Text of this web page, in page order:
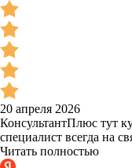
20 апреля 2026
КонсультантПлюс тут
специалист всегда на
Читать полностью